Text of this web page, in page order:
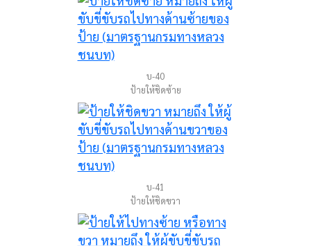
บ-40
ป้ายให้ชิดซ้าย
บ-41
ป้ายให้ชิดขวา